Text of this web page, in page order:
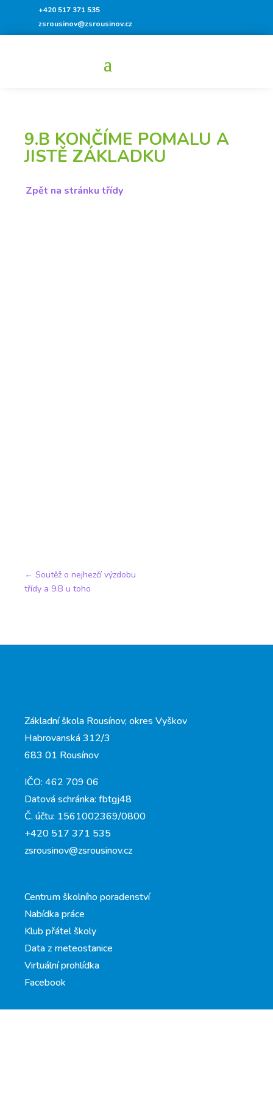
+420 517 371 535
zsrousinov@zsrousinov.cz
9.B KONČÍME POMALU A
JISTĚ ZÁKLADKU
Zpět na stránku třídy
← Soutěž o nejhezčí výzdobu
třídy a 9.B u toho
Základní škola Rousínov, okres Vyškov
Habrovanská 312/3
683 01 Rousínov
IČO: 462 709 06
Datová schránka: fbtgj48
Č. účtu: 1561002369/0800
+420 517 371 535
zsrousinov@zsrousinov.cz
Centrum školního poradenství
Nabídka práce
Klub přátel školy
Data z meteostanice
Virtuální prohlídka
Facebook